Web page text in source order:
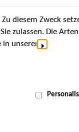
Termine
MENÜ
diesem Zweck
zulassen. Die
unserer